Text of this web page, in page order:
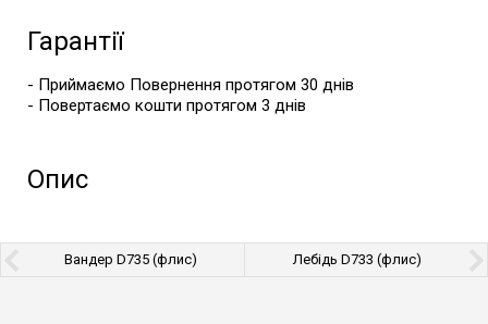
Гарантії
- Приймаємо Повернення протягом 30 днів
- Повертаємо кошти протягом 3 днів
Опис
Лебідь D733 (флис)
Вандер D735 (флис)